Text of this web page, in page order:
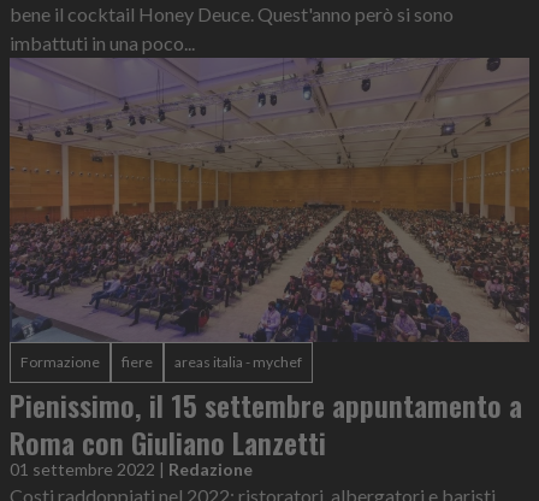
bene il cocktail Honey Deuce. Quest'anno però si sono
imbattuti in una poco...
Formazione fiere areas italia - mychef
Pienissimo, il 15 settembre appuntamento a
Roma con Giuliano Lanzetti
01 settembre 2022 | Redazione
Costi raddoppiati nel 2022: ristoratori, albergatori e baristi